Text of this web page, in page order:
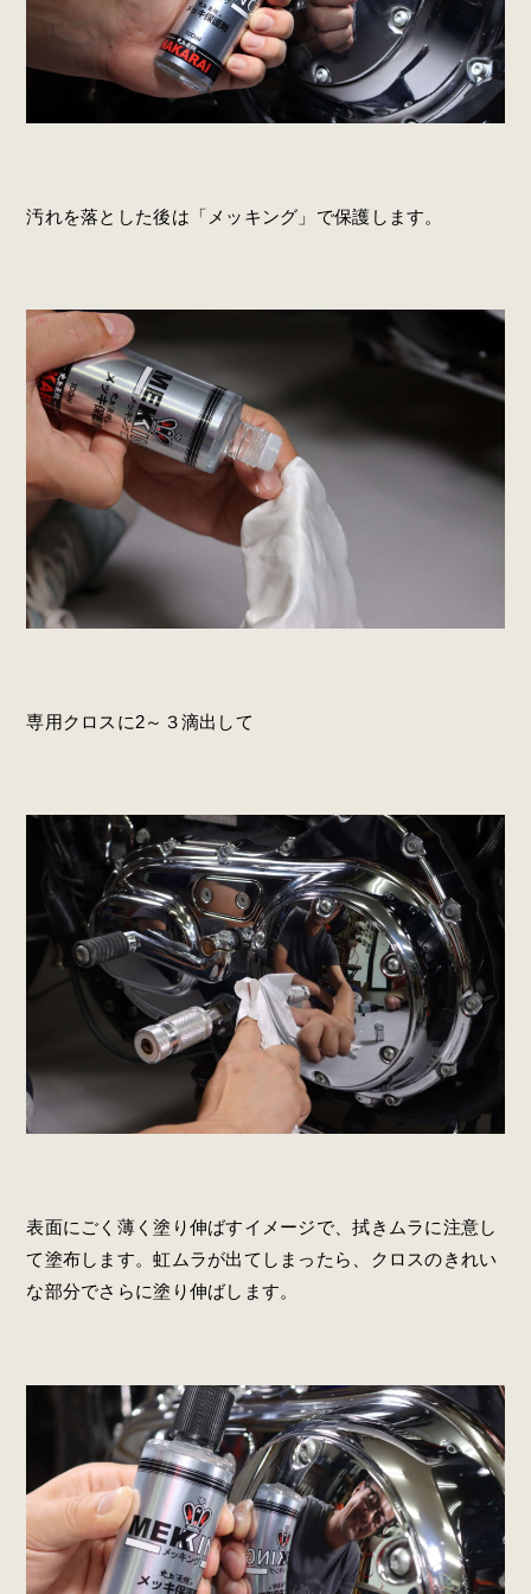
汚れを落とした後は「メッキング」で保護します。
専用クロスに2～３滴出して
表面にごく薄く塗り伸ばすイメージで、拭きムラに注意し
て塗布します。虹ムラが出てしまったら、クロスのきれい
な部分でさらに塗り伸ばします。